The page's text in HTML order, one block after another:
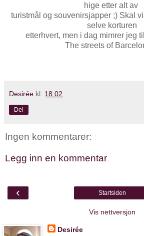
hige etter alt av
turistmål og souvenirsjapper ;) Skal
selve korturen
etterhvert, men i dag mimrer jeg
The streets of
Desirée kl. 18:02
Del
Ingen kommentarer:
Legg inn en kommentar
‹ Startsiden
Vis nettversjon
Desirée